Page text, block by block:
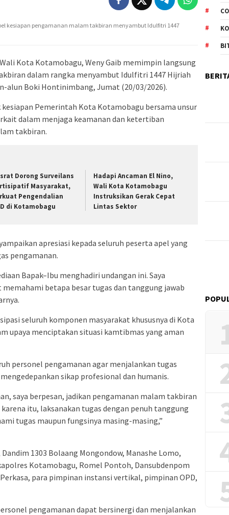
kesiapan pengamanan malam takbiran menyambut Idulfitri 1447
Kota Kotamobagu, Weny Gaib memimpin langsung
dalam rangka menyambut Idulfitri 1447 Hijriah
alun Boki Hontinimbang, Jumat (20/03/2026).
Pemerintah Kota Kotamobagu bersama unsur
dalam menjaga keamanan dan ketertiban
takbiran.
Dorong Surveilans
Masyarakat,
Pengendalian
di Kotamobagu
Hadapi Ancaman El Nino,
Wali Kota Kotamobagu
Instruksikan Gerak Cepat
Lintas Sektor
apresiasi kepada seluruh peserta apel yang
pengamanan.
Bapak–Ibu menghadiri undangan ini. Saya
betapa besar tugas dan tanggung jawab
seluruh komponen masyarakat khususnya di Kota
upaya menciptakan situasi kamtibmas yang aman
personel pengamanan agar menjalankan tugas
sikap profesional dan humanis.
saya berpesan, jadikan pengamanan malam takbiran
itu, laksanakan tugas dengan penuh tanggung
tugas maupun fungsinya masing-masing,”
1303 Bolaang Mongondow, Manashe Lomo,
Kotamobagu, Romel Pontoh, Dansubdenpom
para pimpinan instansi vertikal, pimpinan OPD,
pengamanan dapat bersinergi dan menjalankan